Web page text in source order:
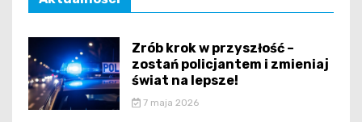
Zrób krok w przyszłość –
zostań policjantem i zmieniaj
świat na lepsze!
7 maja 2026